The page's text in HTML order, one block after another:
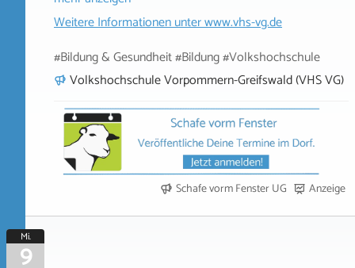
Weitere Informationen unterwww.vhs-vg.de
#Bildung & Gesundheit #Bildung #Volkshochschule
Volkshochschule Vorpommern-Greifswald (VHS VG)
Schafe vorm Fenster UG Anzeige
Mi.
9